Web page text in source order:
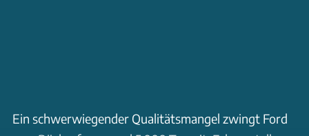
Ein schwerwiegender Qualitätsmangel zwingt Ford